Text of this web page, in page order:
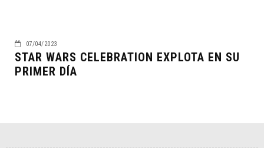
07/04/2023
STAR WARS CELEBRATION EXPLOTA EN SU
PRIMER DÍA